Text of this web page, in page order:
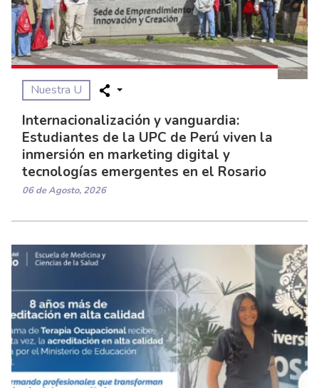
Nuestra U
Internacionalización y vanguardia:
Estudiantes de la UPC de Perú viven la
inmersión en marketing digital y
tecnologías emergentes en el Rosario
06 de Agosto, 2026